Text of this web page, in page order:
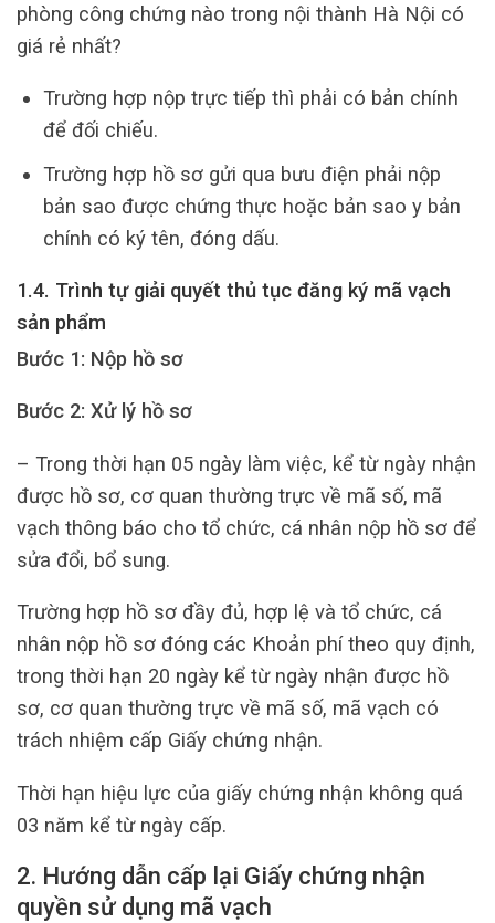
phòng công chứng nào trong nội thành Hà Nội có
giá rẻ nhất?
Trường hợp nộp trực tiếp thì phải có bản chính
để đối chiếu.
Trường hợp hồ sơ gửi qua bưu điện phải nộp
bản sao được chứng thực hoặc bản sao y bản
chính có ký tên, đóng dấu.
1.4. Trình tự giải quyết thủ tục đăng ký mã vạch
sản phẩm
Bước 1: Nộp hồ sơ
Bước 2: Xử lý hồ sơ
– Trong thời hạn 05 ngày làm việc, kể từ ngày nhận
được hồ sơ, cơ quan thường trực về mã số, mã
vạch thông báo cho tổ chức, cá nhân nộp hồ sơ để
sửa đổi, bổ sung.
Trường hợp hồ sơ đầy đủ, hợp lệ và tổ chức, cá
nhân nộp hồ sơ đóng các Khoản phí theo quy định,
trong thời hạn 20 ngày kể từ ngày nhận được hồ
sơ, cơ quan thường trực về mã số, mã vạch có
trách nhiệm cấp Giấy chứng nhận.
Thời hạn hiệu lực của giấy chứng nhận không quá
03 năm kể từ ngày cấp.
2. Hướng dẫn cấp lại Giấy chứng nhận
quyền sử dụng mã vạch